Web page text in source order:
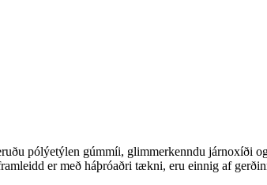
pólýetýlen gúmmíi, glimmerkenndu járnoxíði
er með háþróaðri tækni, eru einnig af